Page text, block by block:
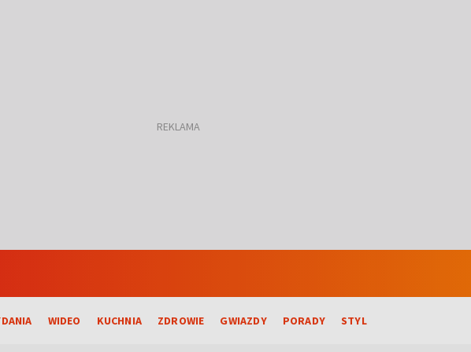
WIDEO KUCHNIA ZDROWIE GWIAZDY PORADY STYL